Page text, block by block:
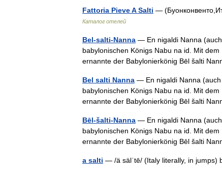
Fattoria Pieve A Salti —
Каталог отелей
Bel-salti-Nanna — En nigaldi Nanna
babylonischen Königs Nabu na id. Mit
ernannte der Babylonierkönig Bēl šalti
Bel salti Nanna — En nigaldi Nanna (auch
babylonischen Königs Nabu na id. Mit
ernannte der Babylonierkönig Bēl šalti
Bēl-šalti-Nanna — En nigaldi Nanna
babylonischen Königs Nabu na id. Mit
ernannte der Babylonierkönig Bēl šalti
a salti — /ä sälˈtē/ (Italy literally, in